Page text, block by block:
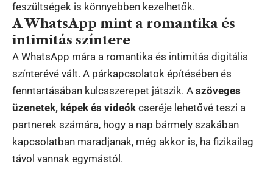
feszültségek is könnyebben kezelhetők.
A WhatsApp mint a romantika és
intimitás színtere
A WhatsApp mára a romantika és intimitás digitális
színterévé vált. A párkapcsolatok építésében és
fenntartásában kulcsszerepet játszik. A szöveges
üzenetek, képek és videók cseréje lehetővé teszi a
partnerek számára, hogy a nap bármely szakában
kapcsolatban maradjanak, még akkor is, ha fizikailag
távol vannak egymástól.